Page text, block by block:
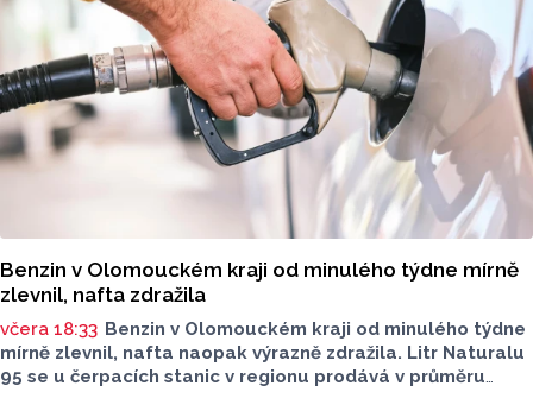
Benzin v Olomouckém kraji od minulého týdne mírně
zlevnil, nafta zdražila
včera 18:33 Benzin v Olomouckém kraji od minulého týdne
mírně zlevnil, nafta naopak výrazně zdražila. Litr Naturalu
95 se u čerpacích stanic v regionu prodává v průměru